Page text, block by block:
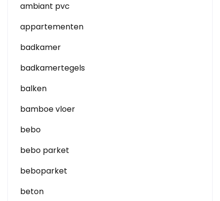
ambiant pvc
appartementen
badkamer
badkamertegels
balken
bamboe vloer
bebo
bebo parket
beboparket
beton